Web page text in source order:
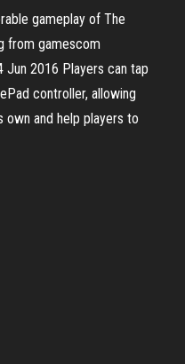
gameplay of The
from gamescom
2016 Players can tap
controller, allowing
own and help players to